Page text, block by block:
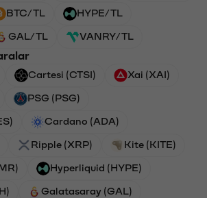
BTC/TL HYPE/TL
GAL/TL VANRY/TL
Cartesi (CTSI) Xai (XAI)
PSG (PSG)
Cardano (ADA)
Ripple (XRP) Kite (KITE)
Hyperliquid (HYPE)
Galatasaray (GAL)